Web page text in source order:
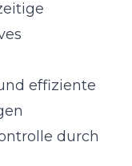
effiziente
durch